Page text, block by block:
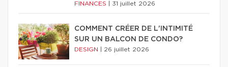
FINANCES 31 juillet 2026
COMMENT CRÉER DE L'INTIMITÉ
SUR UN BALCON DE CONDO?
DESIGN 26 juillet 2026